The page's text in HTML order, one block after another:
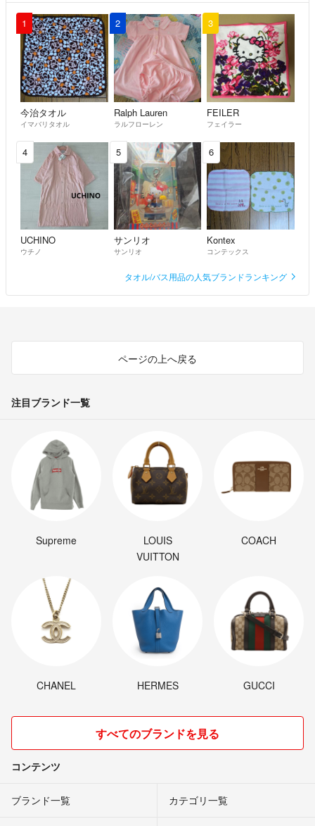
1
今治タオル
イマバリタオル
2
Ralph Lauren
ラルフローレン
3
FEILER
フェイラー
4
UCHINO
ウチノ
5
サンリオ
サンリオ
6
Kontex
コンテックス
タオル/バス用品の人気ブランドランキング
ページの上へ戻る
注目ブランド一覧
Supreme
LOUIS
VUITTON
COACH
CHANEL HERMES GUCCI
すべてのブランドを見る
コンテンツ
ブランド一覧 カテゴリ一覧